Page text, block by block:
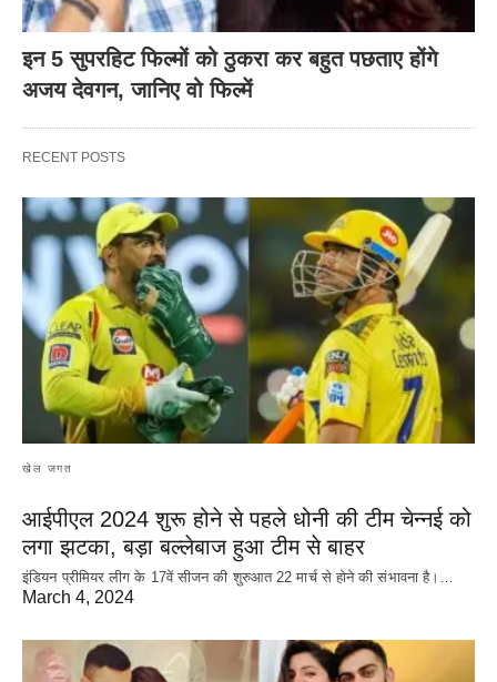
इन 5 सुपरहिट फिल्मों को ठुकरा कर बहुत पछताए होंगे
अजय देवगन, जानिए वो फिल्में
RECENT POSTS
खेल जगत
आईपीएल 2024 शुरू होने से पहले धोनी की टीम चेन्नई को
लगा झटका, बड़ा बल्लेबाज हुआ टीम से बाहर
इंडियन प्रीमियर लीग के 17वें सीजन की शुरुआत 22 मार्च से होने की संभावना है।…
March 4, 2024